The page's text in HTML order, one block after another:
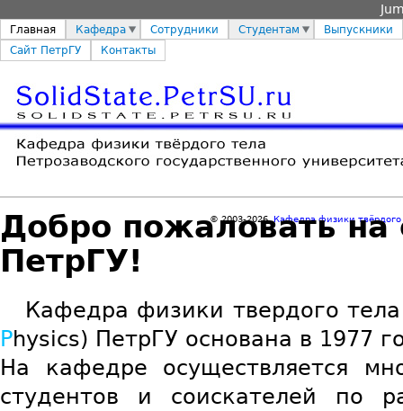
Главная Кафедра Сотрудники Студентам
Выпускники
Сайт ПетрГУ
Контакты
Добро пожаловать на
ПетрГУ!
Кафедра физики твердого
Physics) ПетрГУ основана в 1977
На кафедре осуществляется
студентов и соискателей по
© 2003-2026Кафедра физики твёрдого